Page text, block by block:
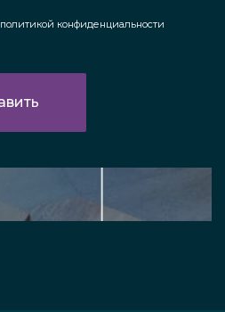
политикой конфиденциальности